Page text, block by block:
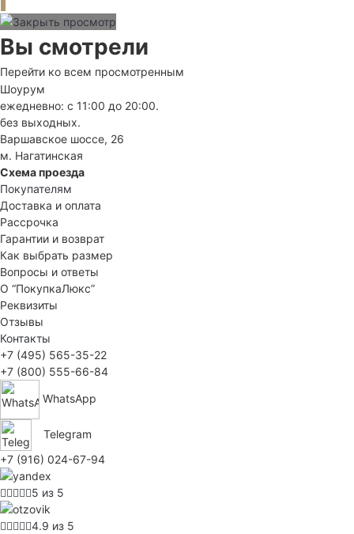
Вы смотрели
Перейти ко всем просмотренным
Шоурум
ежедневно: с 11:00 до 20:00.
без выходных.
Варшавское шоссе, 26
м. Нагатинская
Схема проезда
Покупателям
Доставка и оплата
Рассрочка
Гарантии и возврат
Как выбрать размер
Вопросы и ответы
О “ПокупкаЛюкс”
Реквизиты
Отзывы
Контакты
+7 (495) 565-35-22
+7 (800) 555-66-84
WhatsApp
Telegram
+7 (916) 024-67-94
5 из 5
4.9 из 5